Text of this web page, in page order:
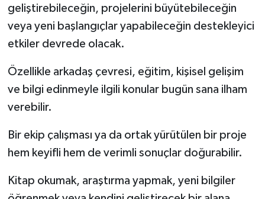
geliştirebileceğin, projelerini büyütebileceğin
veya yeni başlangıçlar yapabileceğin destekleyici
etkiler devrede olacak.
Özellikle arkadaş çevresi, eğitim, kişisel gelişim
ve bilgi edinmeyle ilgili konular bugün sana ilham
verebilir.
Bir ekip çalışması ya da ortak yürütülen bir proje
hem keyifli hem de verimli sonuçlar doğurabilir.
Kitap okumak, araştırma yapmak, yeni bilgiler